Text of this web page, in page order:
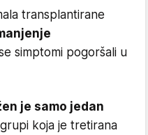
transplantirane
simptomi pogoršali u
je samo jedan
koja je tretirana